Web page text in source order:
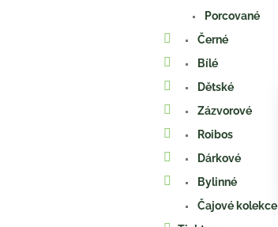
Porcované
Černé
Bílé
Dětské
Zázvorové
Roibos
Dárkové
Bylinné
Čajové kolekce